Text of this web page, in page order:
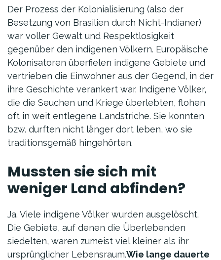
Der Prozess der Kolonialisierung (also der
Besetzung von Brasilien durch Nicht-Indianer)
war voller Gewalt und Respektlosigkeit
gegenüber den indigenen Völkern. Europäische
Kolonisatoren überfielen indigene Gebiete und
vertrieben die Einwohner aus der Gegend, in der
ihre Geschichte verankert war. Indigene Völker,
die die Seuchen und Kriege überlebten, flohen
oft in weit entlegene Landstriche. Sie konnten
bzw. durften nicht länger dort leben, wo sie
traditionsgemäß hingehörten.
Mussten sie sich mit
weniger Land abfinden?
Ja. Viele indigene Völker wurden ausgelöscht.
Die Gebiete, auf denen die Überlebenden
siedelten, waren zumeist viel kleiner als ihr
ursprünglicher Lebensraum.Wie lange dauerte